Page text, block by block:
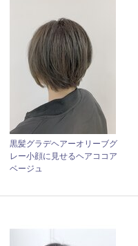
黒髪グラデヘアーオリーブグ
レー小顔に見せるヘアココア
ベージュ